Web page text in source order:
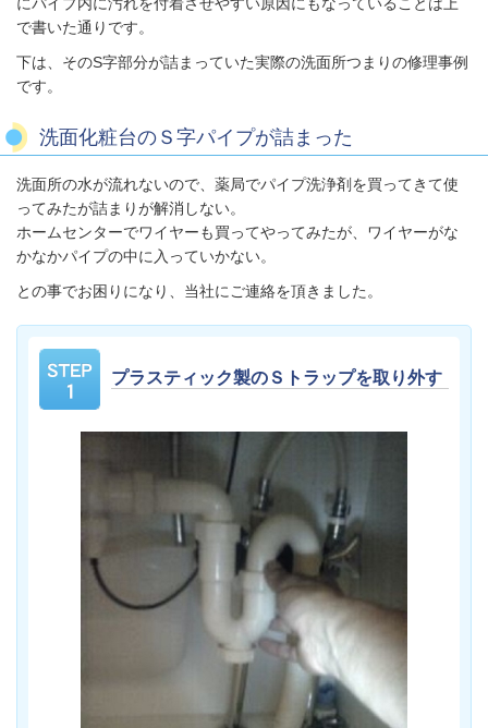
で書いた通りです。
下は、そのS字部分が詰まっていた実際の洗面所つまりの修理事例
です。
洗面化粧台のＳ字パイプが詰まった
洗面所の水が流れないので、薬局でパイプ洗浄剤を買ってきて使
ってみたが詰まりが解消しない。
ホームセンターでワイヤーも買ってやってみたが、ワイヤーがな
かなかパイプの中に入っていかない。
との事でお困りになり、当社にご連絡を頂きました。
プラスティック製のＳトラップを取り外す